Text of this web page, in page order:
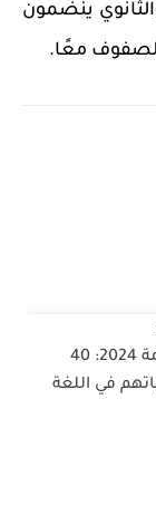
ينضمون
معًا.
الثانوية العامة 2024: 40
في اللغة